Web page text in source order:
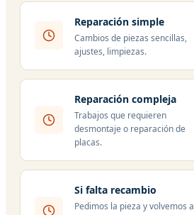
Reparación simple
Cambios de piezas sencillas,
ajustes, limpiezas.
Reparación compleja
Trabajos que requieren
desmontaje o reparación de
placas.
Si falta recambio
Pedimos la pieza y volvemos a